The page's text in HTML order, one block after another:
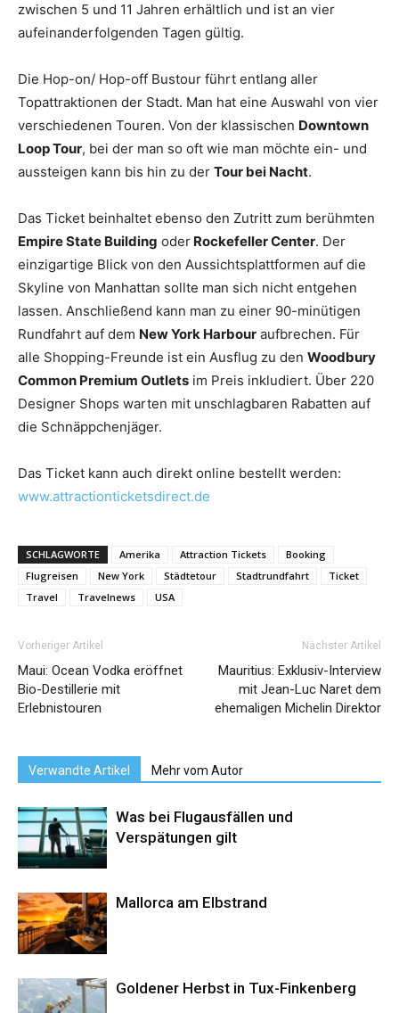
zwischen 5 und 11 Jahren erhältlich und ist an vier
aufeinanderfolgenden Tagen gültig.
Die Hop-on/ Hop-off Bustour führt entlang aller
Topattraktionen der Stadt. Man hat eine Auswahl von vier
verschiedenen Touren. Von der klassischen Downtown
Loop Tour, bei der man so oft wie man möchte ein- und
aussteigen kann bis hin zu der Tour bei Nacht.
Das Ticket beinhaltet ebenso den Zutritt zum berühmten
Empire State Building oder Rockefeller Center. Der
einzigartige Blick von den Aussichtsplattformen auf die
Skyline von Manhattan sollte man sich nicht entgehen
lassen. Anschließend kann man zu einer 90-minütigen
Rundfahrt auf dem New York Harbour aufbrechen. Für
alle Shopping-Freunde ist ein Ausflug zu den Woodbury
Common Premium Outlets im Preis inkludiert. Über 220
Designer Shops warten mit unschlagbaren Rabatten auf
die Schnäppchenjäger.
Das Ticket kann auch direkt online bestellt werden:
www.attractionticketsdirect.de
SCHLAGWORTE Amerika Attraction Tickets
Booking
Flugreisen
New York Städtetour Stadtrundfahrt
Ticket
Travel
Travelnews USA
Vorheriger Artikel
Maui: Ocean Vodka eröffnet
Bio-Destillerie mit
Erlebnistouren
Nächster Artikel
Mauritius: Exklusiv-Interview
mit Jean-Luc Naret dem
ehemaligen Michelin Direktor
Verwandte Artikel Mehr vom Autor
Was bei Flugausfällen und
Verspätungen gilt
Mallorca am Elbstrand
Goldener Herbst in Tux-Finkenberg